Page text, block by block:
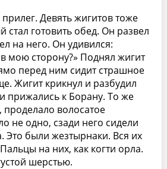
Девять жигитов тоже
стал готовить обед. Он развел
на него. Он удивился:
мою сторону?» Поднял жигит
перед ним сидит страшное
Жигит крикнул и разбудил
прижались к Борану. То же
проделало волосатое
не одно, сзади него сидели
Это были жезтырнаки. Вся их
на них, как когти орла.
шерстью.